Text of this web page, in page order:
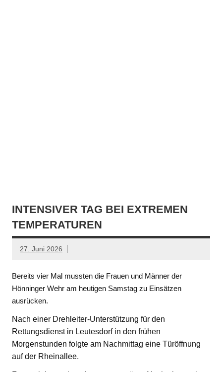
INTENSIVER TAG BEI EXTREMEN
TEMPERATUREN
27. Juni 2026
Bereits vier Mal mussten die Frauen und Männer der
Hönninger Wehr am heutigen Samstag zu Einsätzen
ausrücken.
Nach einer Drehleiter-Unterstützung für den
Rettungsdienst in Leutesdorf in den frühen
Morgenstunden folgte am Nachmittag eine Türöffnung
auf der Rheinallee.